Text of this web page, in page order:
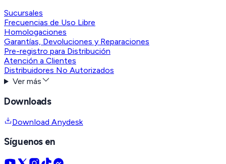
Sucursales
Frecuencias de Uso Libre
Homologaciones
Garantías, Devoluciones y Reparaciones
Pre-registro para Distribución
Atención a Clientes
Distribuidores No Autorizados
Ver más
Downloads
Download Anydesk
Síguenos en